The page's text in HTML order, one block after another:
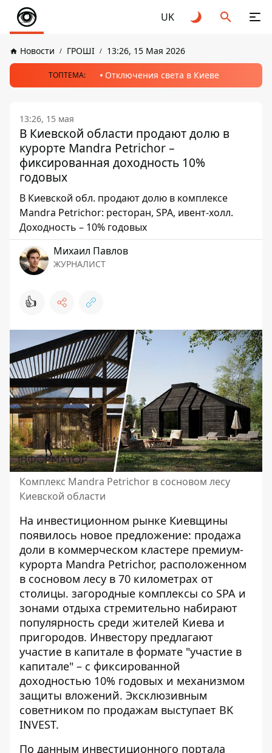
UK
Новости ГРОШІ 13:26, 15 Мая 2026
ТОПТЕМА: Отключения света в Киеве
13:26, 15 мая
В Киевской области продают долю в
курорте Mandra Petrichor –
фиксированная доходность 10%
годовых
В Киевской обл. продают долю в комплексе
Mandra Petrichor: ресторан, SPA, ивент-холл.
Доходность – 10% годовых
Михаил Павлов
ЖУРНАЛИСТ
👍
Комплекс Mandra Petrichor в сосновом лесу
Киевской области
На инвестиционном рынке Киевщины
появилось новое предложение: продажа
доли в коммерческом кластере премиум-
курорта Mandra Petrichor, расположенном
в сосновом лесу в 70 километрах от
столицы. загородные комплексы со SPA и
зонами отдыха стремительно набирают
популярность среди жителей Киева и
пригородов. Инвестору предлагают
участие в капитале в формате "участие в
капитале" – с фиксированной
доходностью 10% годовых и механизмом
защиты вложений. Эксклюзивным
советником по продажам выступает BK
INVEST.
По данным инвестиционного портала